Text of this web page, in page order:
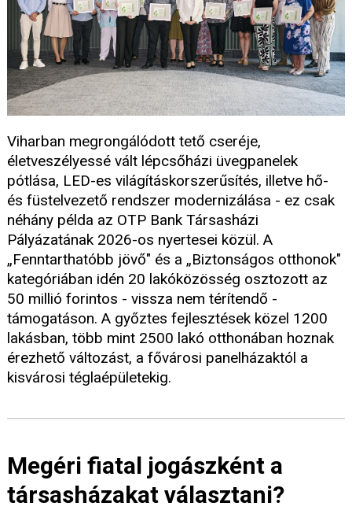
Viharban megrongálódott tető cseréje,
életveszélyessé vált lépcsőházi üvegpanelek
pótlása, LED-es világításkorszerűsítés, illetve hő-
és füstelvezető rendszer modernizálása - ez csak
néhány példa az OTP Bank Társasházi
Pályázatának 2026-os nyertesei közül. A
„Fenntarthatóbb jövő" és a „Biztonságos otthonok"
kategóriában idén 20 lakóközösség osztozott az
50 millió forintos - vissza nem térítendő -
támogatáson. A győztes fejlesztések közel 1200
lakásban, több mint 2500 lakó otthonában hoznak
érezhető változást, a fővárosi panelházaktól a
kisvárosi téglaépületekig.
Megéri fiatal jogászként a
társasházakat választani?